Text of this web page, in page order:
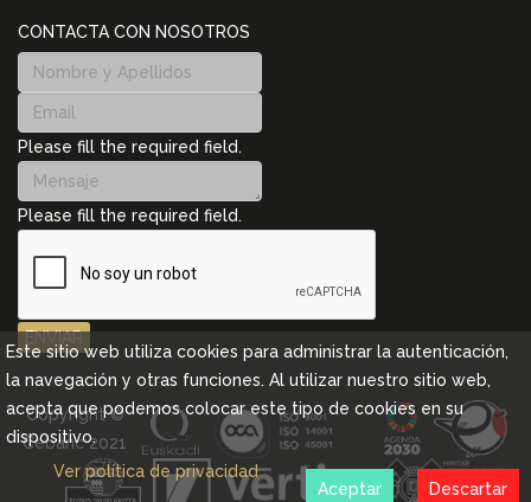
CONTACTA CON NOSOTROS
Please fill the required field.
Please fill the required field.
ENVIAR
Copyright ©
Cebanc 2021
Este sitio web utiliza cookies para administrar la autenticación,
la navegación y otras funciones. Al utilizar nuestro sitio web,
acepta que podemos colocar este tipo de cookies en su
dispositivo.
Ver política de privacidad
Descartar
Aceptar